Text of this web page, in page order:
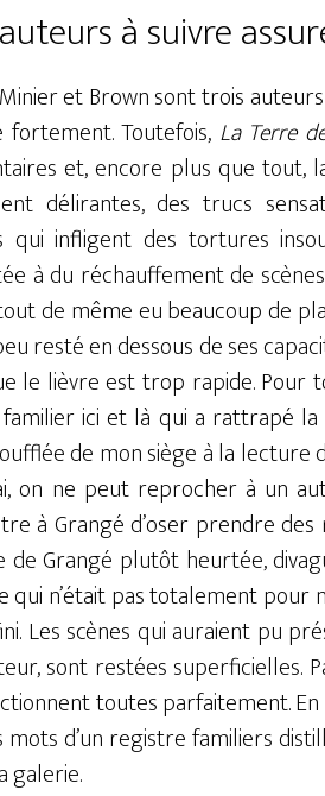
à suivre
et Brown sont trois
fortement. Toutefois, La Terre
et, encore plus que tout,
délirantes, des trucs
qui infligent des tortures
à du réchauffement de
tout de même eu beaucoup de
resté en dessous de ses
le lièvre est trop rapide. Pour
ici et là qui a rattrapé la
de mon siège à la lecture
on ne peut reprocher à un
à Grangé d’oser prendre
de Grangé plutôt heurtée,
qui n’était pas totalement pour
Les scènes qui auraient pu
sont restées superficielles.
toutes parfaitement.
mots d’un registre familiers
galerie.